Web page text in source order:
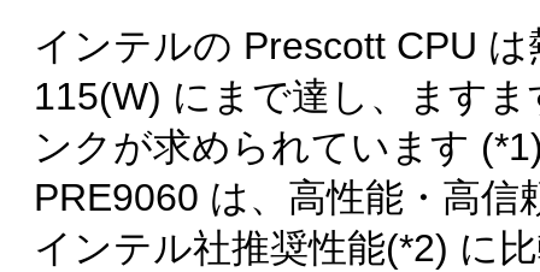
インテルの Prescott CPU
115(W) にまで達し、ます
ンクが求められています
PRE9060 は、高性能・高
インテル社推奨性能(*2) に